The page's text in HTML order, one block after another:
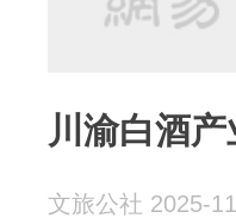
川渝白酒
文旅公社 2025-